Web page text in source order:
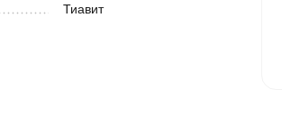
Тиавит